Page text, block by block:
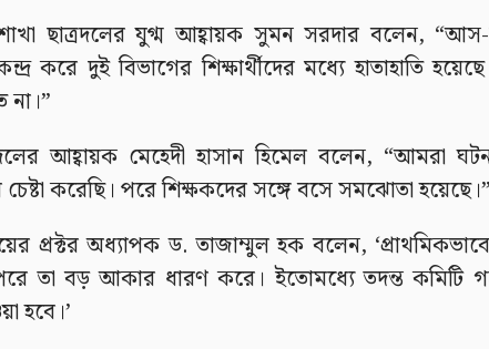
ছাত্রদলের যুগ্ম আহ্বায়ক সুমন সরদার বলেন, “আস-
করে দুই বিভাগের শিক্ষার্থীদের মধ্যে হাতাহাতি
আহ্বায়ক মেহেদী হাসান হিমেল বলেন, “আমরা
করেছি। পরে শিক্ষকদের সঙ্গে বসে সমঝোতা হয়েছে।”
প্রক্টর অধ্যাপক ড. তাজাম্মুল হক বলেন,
তা বড় আকার ধারণ করে। ইতোমধ্যে তদন্ত কমিটি
হবে।’